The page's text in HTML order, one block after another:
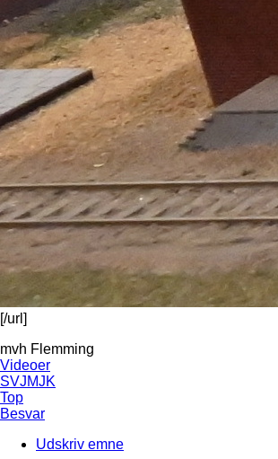
[/url]
mvh Flemming
Videoer
SVJMJK
Top
Besvar
Udskriv emne